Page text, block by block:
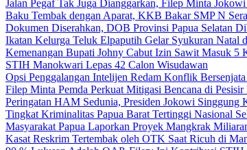
Jalan Pegaf Tak Juga Dianggarkan, Filep Minta
Baku Tembak dengan Aparat, KKB Bakar SMP N
Dokumen Diserahkan, DOB Provinsi Papua Selatan
Ikatan Kelurga Teluk Elpaputih Gelar Syukuran Natal
Kemenangan Bupati Johny Cabut Izin Sawit Masuk 5
STIH Manokwari Lepas 42 Calon Wisudawan
Opsi Penggalangan Intelijen Redam Konflik Bersenjata
Filep Minta Pemda Perkuat Mitigasi Bencana di Pesisir
Peringatan HAM Sedunia, Presiden Jokowi Singgung
Tingkat Kriminalitas Papua Barat Tertinggi Nasional
Masyarakat Papua Laporkan Proyek Mangkrak
Kasat Reskrim Tertembak oleh OTK Saat Ricuh di